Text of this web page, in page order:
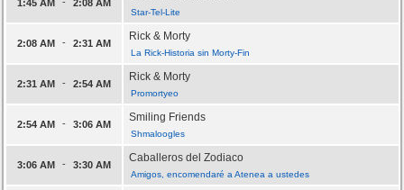
1:45 AM 2:08 AM
Star-Tel-Lite
2:08 AM - 2:31 AM
Rick & Morty
La Rick-Historia sin Morty-Fin
2:31 AM - 2:54 AM
Rick & Morty
Promortyeo
2:54 AM - 3:06 AM
Smiling Friends
Shmaloogles
3:06 AM - 3:30 AM
Caballeros del Zodiaco
Amigos, encomendaré a Atenea a ustedes